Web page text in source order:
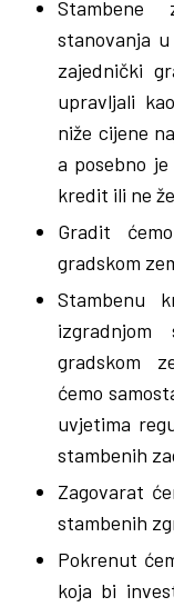
Stambene
stanovanja
zajednički
upravljali
niže cijene
a posebno
kredit ili ne
Gradit
gradskom
Stambenu
gradskom
ćemo
uvjetima
stambenih
Zagovarat
stambenih
Pokrenut
koja bi